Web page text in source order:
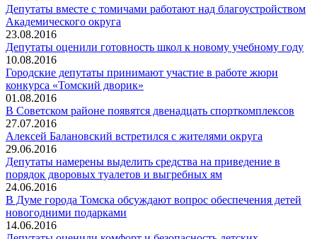
Депутаты вместе с томичами работают над благоустройством
Академического округа
23.08.2016
Депутаты оценили готовность школ к новому учебному году
10.08.2016
Городские депутаты принимают участие в работе жюри
конкурса «Томский дворик»
01.08.2016
В Советском районе появятся двенадцать спорткомплексов
27.07.2016
Алексей Балановский встретился с жителями округа
29.06.2016
Депутаты намерены выделить средства на приведение в
порядок дворовых туалетов и выгребных ям
24.06.2016
В Думе города Томска обсуждают вопрос обеспечения детей
новогодними подарками
14.06.2016